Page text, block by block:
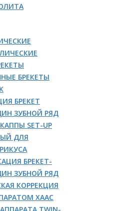
БРЕКЕТЫ
БРЕКЕТ
ЗУБНОЙ РЯД
SET-UP
ДЛЯ
БРЕКЕТ-
ЗУБНОЙ РЯД
КОРРЕКЦИЯ
ХААС